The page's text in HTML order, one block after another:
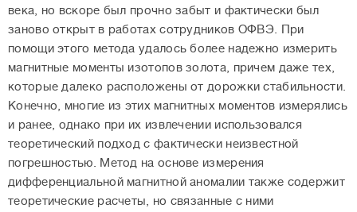
века, но вскоре был прочно забыт и фактически был
заново открыт в работах сотрудников ОФВЭ. При
помощи этого метода удалось более надежно измерить
магнитные моменты изотопов золота, причем даже тех,
которые далеко расположены от дорожки стабильности.
Конечно, многие из этих магнитных моментов измерялись
и ранее, однако при их извлечении использовался
теоретический подход с фактически неизвестной
погрешностью. Метод на основе измерения
дифференциальной магнитной аномалии также содержит
теоретические расчеты, но связанные с ними